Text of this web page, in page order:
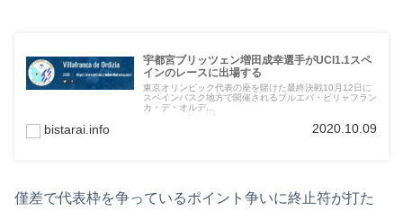
宇都宮ブリッツェン増田成幸選手がUCI1.1スペ
インのレースに出場する
東京オリンピック代表の座を賭けた最終決戦10月12日に
スペインバスク地方で開催されるプルエバ・ビリャフラン
カ・デ・オルデ...
bistarai.info 2020.10.09
僅差で代表枠を争っているポイント争いに終止符が打た